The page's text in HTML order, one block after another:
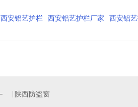
西安铝艺护栏 西安铝艺护栏厂家 西安铝
陕西防盗窗